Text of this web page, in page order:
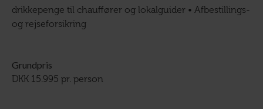
drikkepenge til chauffører og lokalguider • Afbestillings-
og rejseforsikring
Grundpris
DKK 15.995 pr. person